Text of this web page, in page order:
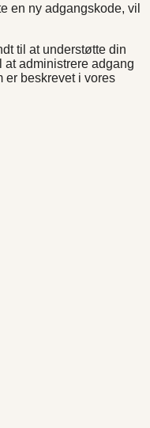
en ny adgangskode, vil
til at understøtte din
administrere adgang
er beskrevet i vores